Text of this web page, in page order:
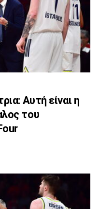
Αυτή είναι η
του